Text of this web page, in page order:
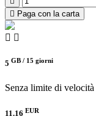
Paga con la carta
5 GB / 15 giorni
Senza limite di velocità
11.16 EUR